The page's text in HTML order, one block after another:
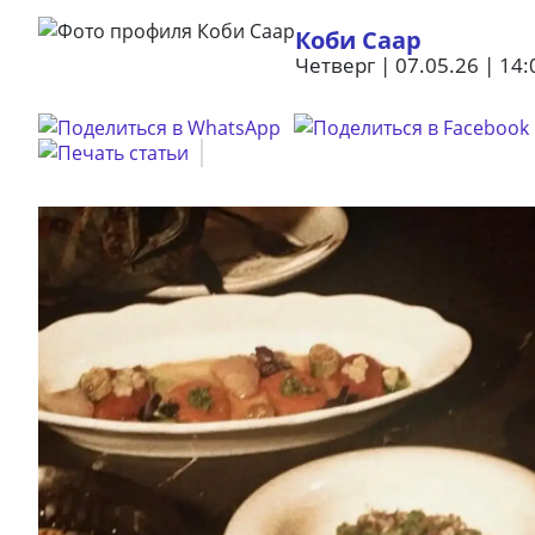
Коби Саар
Четверг | 07.05.26 |